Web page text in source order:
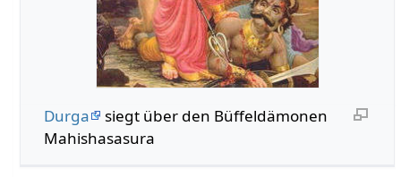
Durga
siegt über den Büffeldämonen
Mahishasasura